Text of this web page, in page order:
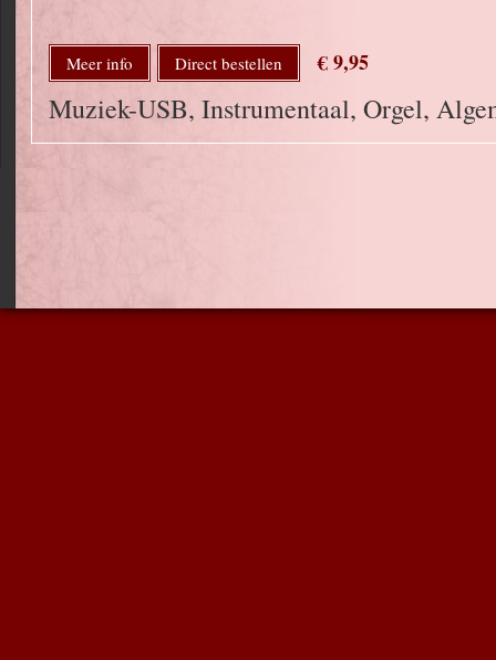
Meer info Direct bestellen € 9,95
Muziek-USB, Instrumentaal, Orgel,